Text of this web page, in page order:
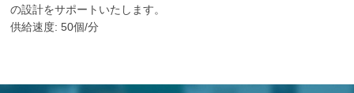
の設計をサポートいたします。
供給速度: 50個/分